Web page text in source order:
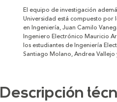
El equipo de investigación
Universidad está compuesto por
en Ingeniería, Juan Camilo
Ingeniero Electrónico Mauricio
los estudiantes de Ingeniería
Santiago Molano, Andrea Vallejo
Descripción